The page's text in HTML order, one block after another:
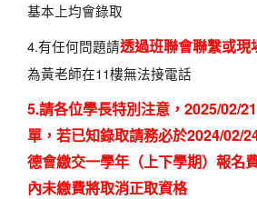
基本上均會錄取
4.有任何問題請透過班聯會聯繫或現
為黃老師在11樓無法接電話
5.請各位學長特別注意，2025/02/
單，若已知錄取請務必於2024/02/
德會繳交一學年（上下學期）報名
內未繳費將取消正取資格